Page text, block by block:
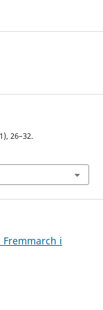
26–32.
Fremmarch i